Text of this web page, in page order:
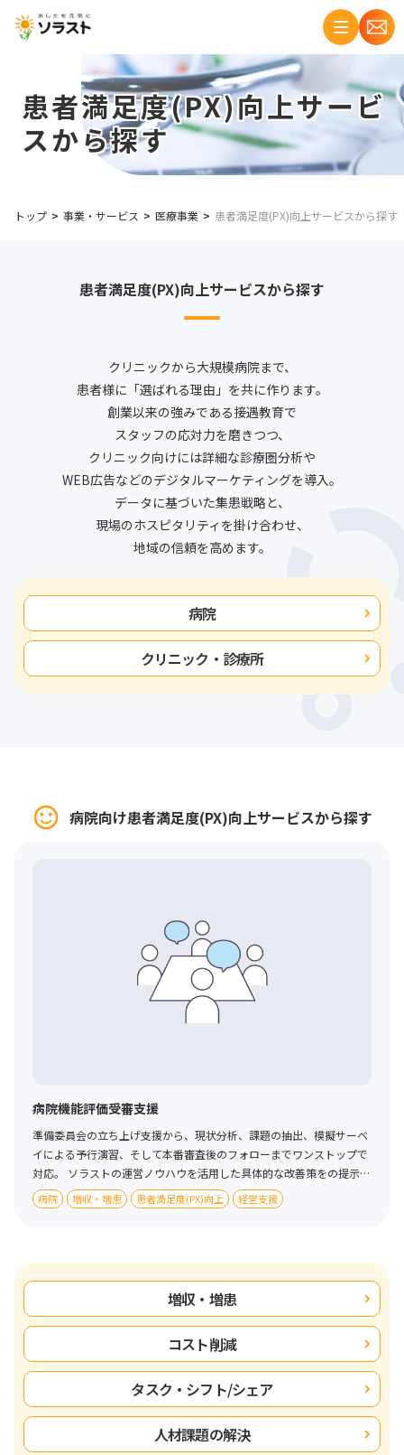
患者満足度(PX)向上サービ
スから探す
トップ 事業・サービス 医療事業 患者満足度(PX)向上サービスから探す
患者満足度(PX)向上サービスから探す
クリニックから大規模病院まで、
患者様に「選ばれる理由」を共に作ります。
創業以来の強みである接遇教育で
スタッフの応対力を磨きつつ、
クリニック向けには詳細な診療圏分析や
WEB広告などのデジタルマーケティングを導入。
データに基づいた集患戦略と、
現場のホスピタリティを掛け合わせ、
地域の信頼を高めます。
病院
クリニック・診療所
病院向け患者満足度(PX)向上サービスから探す
病院機能評価受審支援
準備委員会の立ち上げ支援から、現状分析、課題の抽出、模擬サーベ
イによる予行演習、そして本番審査後のフォローまでワンストップで
対応。 ソラストの運営ノウハウを活用した具体的な改善策をの提示に
より、持続可能な病院運営の基盤構築をサポートします。 貴院の状況
に合わせ、必要なフェーズだけのスポット支援も可能です。
病院 増収・増患 患者満足度(PX)向上 経営支援
増収・増患
コスト削減
タスク・シフト/シェア
人材課題の解決